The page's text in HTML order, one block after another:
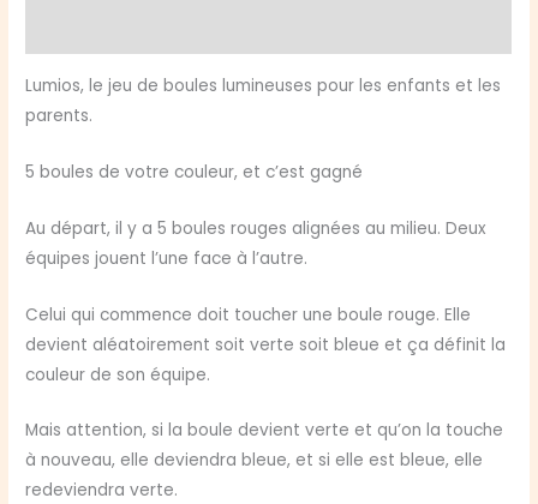
Lumios, le jeu de boules lumineuses pour les enfants et les
parents.
5 boules de votre couleur, et c’est gagné
Au départ, il y a 5 boules rouges alignées au milieu. Deux
équipes jouent l’une face à l’autre.
Celui qui commence doit toucher une boule rouge. Elle
devient aléatoirement soit verte soit bleue et ça définit la
couleur de son équipe.
Mais attention, si la boule devient verte et qu’on la touche
à nouveau, elle deviendra bleue, et si elle est bleue, elle
redeviendra verte.